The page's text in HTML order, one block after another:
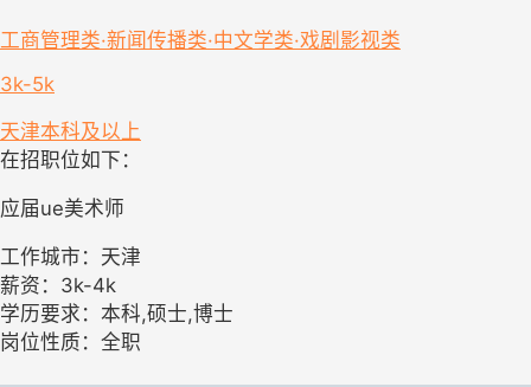
工商管理类·新闻传播类·中文学类·戏剧影视类
3k-5k
天津本科及以上
在招职位如下：
应届ue美术师
工作城市：天津
薪资：3k-4k
学历要求：本科,硕士,博士
岗位性质：全职